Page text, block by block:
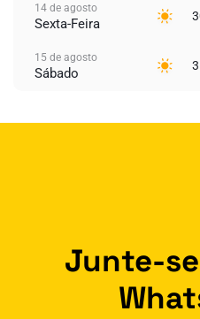
14 de agosto
Sexta-Feira
15 de agosto
Sábado
Junte-